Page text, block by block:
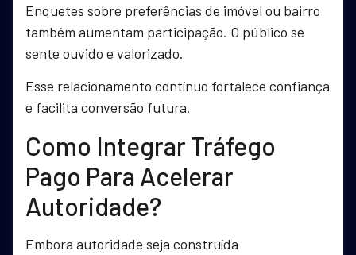
Enquetes sobre preferências de imóvel ou bairro
também aumentam participação. O público se
sente ouvido e valorizado.
Esse relacionamento contínuo fortalece confiança
e facilita conversão futura.
Como Integrar Tráfego
Pago Para Acelerar
Autoridade?
Embora autoridade seja construída